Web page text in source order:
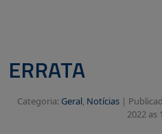
ERRATA
Categoria: Geral, Notícias |
2022 as